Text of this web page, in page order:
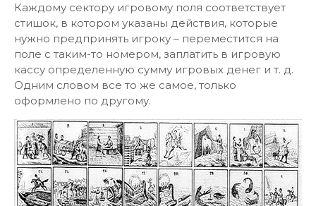
Каждому сектору игровому поля соответствует
стишок, в котором указаны действия, которые
нужно предпринять игроку – переместится на
поле с таким-то номером, заплатить в игровую
кассу определенную сумму игровых денег и т. д.
Одним словом все то же самое, только
оформлено по другому.